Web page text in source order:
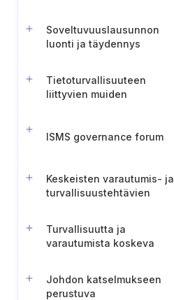
Soveltuvuuslausunnon
luonti ja täydennys
Tietoturvallisuuteen
liittyvien muiden
dokumentointi ja hallinta
ISMS governance forum
Keskeisten varautumis- ja
turvallisuustehtävien
Turvallisuutta ja
varautumista koskeva
Johdon katselmukseen
perustuva